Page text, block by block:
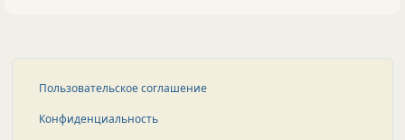
Пользовательское соглашение
Конфиденциальность